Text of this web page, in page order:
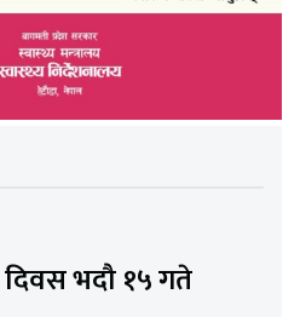
दिवस भदौ १५ गते